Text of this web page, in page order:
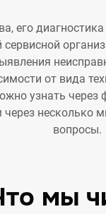
его
от вида
узнать через
несколько
вопросы.
мы